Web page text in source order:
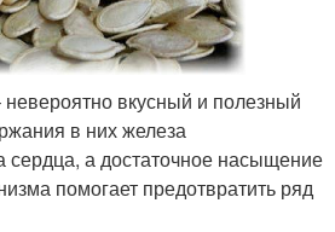
вкусный и полезный
в них железа
сердца, а достаточное насыщение
помогает предотвратить ряд